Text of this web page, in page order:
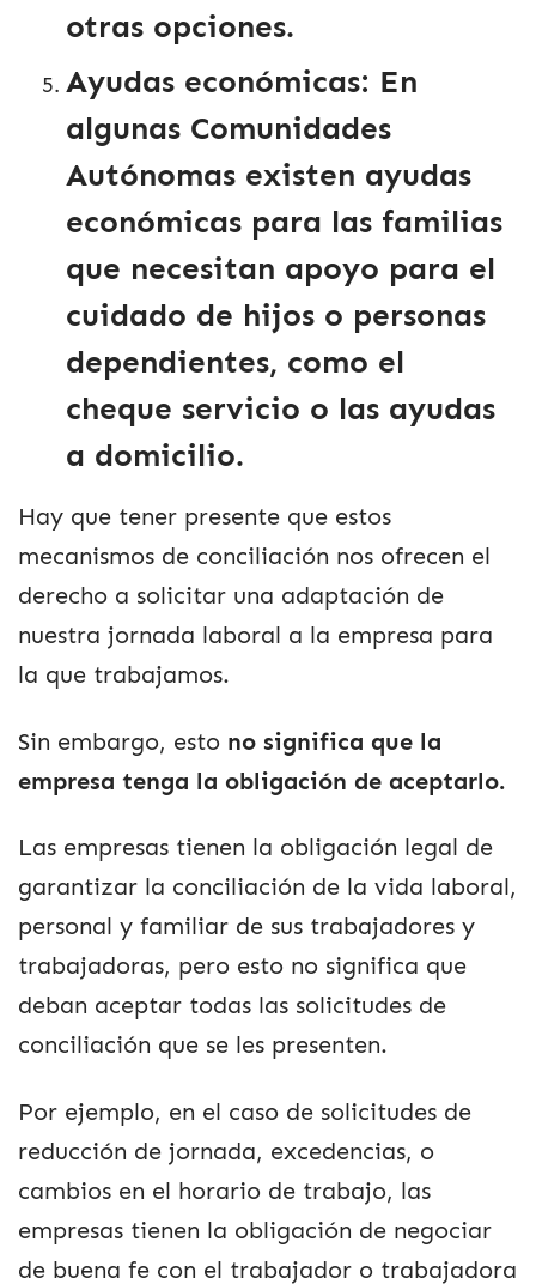
otras opciones.
Ayudas económicas: En
algunas Comunidades
Autónomas existen ayudas
económicas para las familias
que necesitan apoyo para el
cuidado de hijos o personas
dependientes, como el
cheque servicio o las ayudas
a domicilio.
Hay que tener presente que estos
mecanismos de conciliación nos ofrecen el
derecho a solicitar una adaptación de
nuestra jornada laboral a la empresa para
la que trabajamos.
Sin embargo, esto no significa que la
empresa tenga la obligación de aceptarlo.
Las empresas tienen la obligación legal de
garantizar la conciliación de la vida laboral,
personal y familiar de sus trabajadores y
trabajadoras, pero esto no significa que
deban aceptar todas las solicitudes de
conciliación que se les presenten.
Por ejemplo, en el caso de solicitudes de
reducción de jornada, excedencias, o
cambios en el horario de trabajo, las
empresas tienen la obligación de negociar
de buena fe con el trabajador o trabajadora